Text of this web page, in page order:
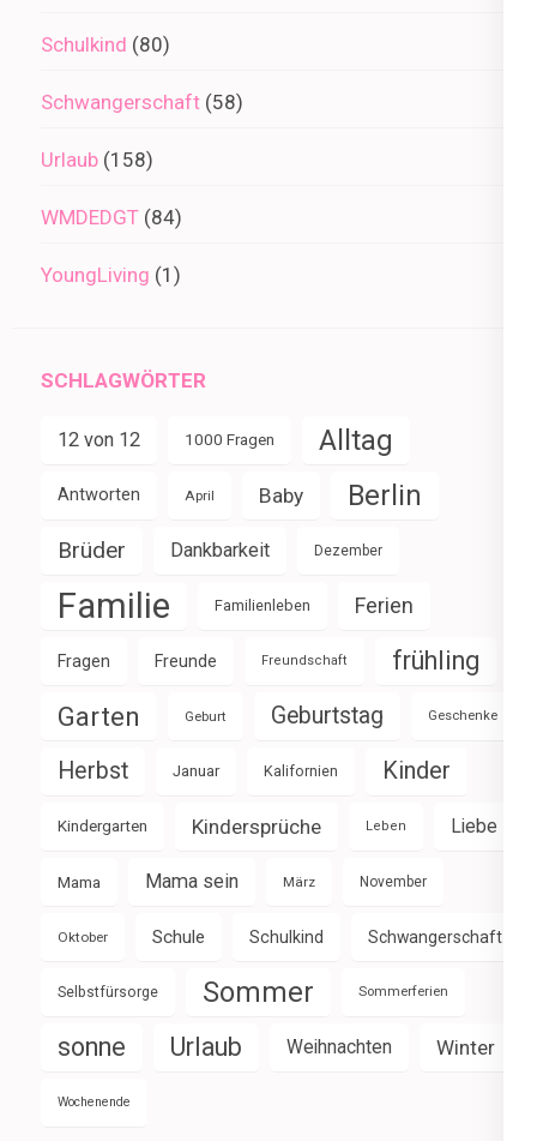
Schulkind (80)
Schwangerschaft (58)
Urlaub (158)
WMDEDGT (84)
YoungLiving (1)
SCHLAGWÖRTER
12 von 12 1000 Fragen Alltag
Antworten April Baby Berlin
Brüder Dankbarkeit Dezember
Familie Familienleben Ferien
Fragen Freunde Freundschaft frühling
Garten Geburt Geburtstag Geschenke
Herbst Januar Kalifornien Kinder
Kindergarten Kindersprüche Leben Liebe
Mama Mama sein März November
Oktober Schule Schulkind Schwangerschaft
Selbstfürsorge Sommer Sommerferien
sonne Urlaub Weihnachten Winter
Wochenende